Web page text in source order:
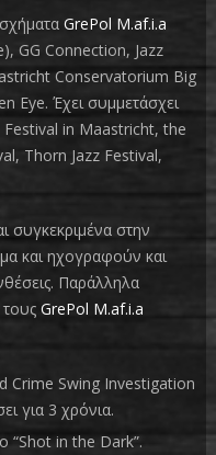
GrePol M.af.i.a
GG Connection, Jazz
Conservatorium Big
Eye. Έχει συμμετάσχει
in Maastricht, the
Thorn Jazz Festival,
συγκεκριμένα στην
και ηχογραφούν και
Παράλληλα
τους GrePol M.af.i.a
Crime Swing Investigation
για 3 χρόνια.
“Shot in the Dark”.